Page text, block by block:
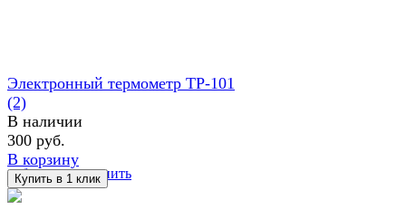
избранное сравнить
Электронный термометр TP-101
(2)
В наличии
300 руб.
В корзину